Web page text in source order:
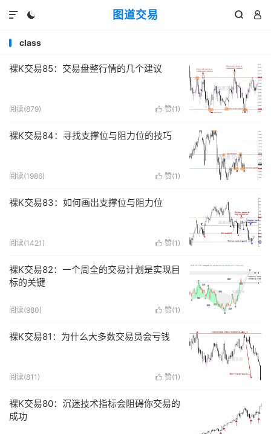
图道交易
  

class
裸K交易85：交易盘整行情的几个建议
 赞(1 )
阅读(879)
裸K交易84：寻找支撑位与阻力位的技巧
 赞(1 )
阅读(1986)
裸K交易83：如何画出支撑位与阻力位
 赞(1 )
阅读(1421 )
裸K交易82：一个周全的交易计划是实现目
标的关键
 赞(1 )
阅读(980)
裸K交易81：为什么大多数交易员会亏钱
 赞(1 )
阅读(811 )
裸K交易80：沉迷技术指标会阻碍你交易的
成功